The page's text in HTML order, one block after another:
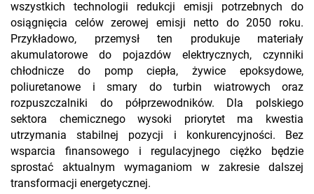
wszystkich technologii redukcji emisji potrzebnych do
osiągnięcia celów zerowej emisji netto do 2050 roku.
Przykładowo, przemysł ten produkuje materiały
akumulatorowe do pojazdów elektrycznych, czynniki
chłodnicze do pomp ciepła, żywice epoksydowe,
poliuretanowe i smary do turbin wiatrowych oraz
rozpuszczalniki do półprzewodników. Dla polskiego
sektora chemicznego wysoki priorytet ma kwestia
utrzymania stabilnej pozycji i konkurencyjności. Bez
wsparcia finansowego i regulacyjnego ciężko będzie
sprostać aktualnym wymaganiom w zakresie dalszej
transformacji energetycznej.